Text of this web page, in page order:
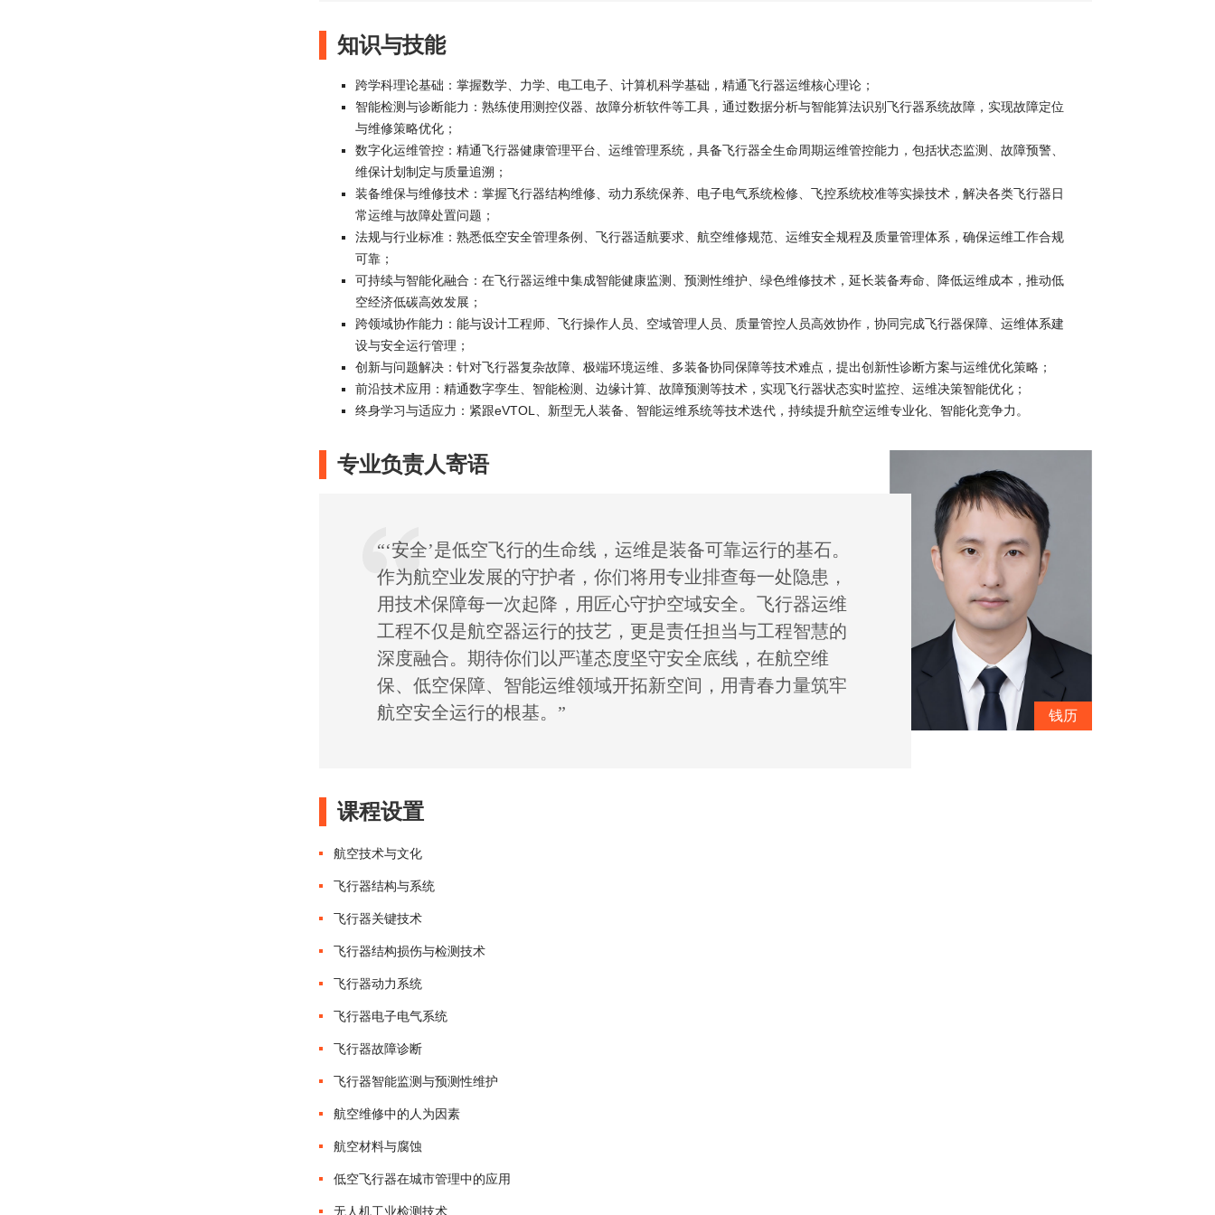
知识与技能
跨学科理论基础：掌握数学、力学、电工电子、计算机科学基础，精通飞行器运维核心理论；
智能检测与诊断能力：熟练使用测控仪器、故障分析软件等工具，通过数据分析与智能算法识别飞行器系统故障，实现故障定位
与维修策略优化；
数字化运维管控：精通飞行器健康管理平台、运维管理系统，具备飞行器全生命周期运维管控能力，包括状态监测、故障预警、
维保计划制定与质量追溯；
装备维保与维修技术：掌握飞行器结构维修、动力系统保养、电子电气系统检修、飞控系统校准等实操技术，解决各类飞行器日
常运维与故障处置问题；
法规与行业标准：熟悉低空安全管理条例、飞行器适航要求、航空维修规范、运维安全规程及质量管理体系，确保运维工作合规
可靠；
可持续与智能化融合：在飞行器运维中集成智能健康监测、预测性维护、绿色维修技术，延长装备寿命、降低运维成本，推动低
空经济低碳高效发展；
跨领域协作能力：能与设计工程师、飞行操作人员、空域管理人员、质量管控人员高效协作，协同完成飞行器保障、运维体系建
设与安全运行管理；
创新与问题解决：针对飞行器复杂故障、极端环境运维、多装备协同保障等技术难点，提出创新性诊断方案与运维优化策略；
前沿技术应用：精通数字孪生、智能检测、边缘计算、故障预测等技术，实现飞行器状态实时监控、运维决策智能优化；
终身学习与适应力：紧跟eVTOL、新型无人装备、智能运维系统等技术迭代，持续提升航空运维专业化、智能化竞争力。
专业负责人寄语
“‘安全’是低空飞行的生命线，运维是装备可靠运行的基石。
作为航空业发展的守护者，你们将用专业排查每一处隐患，
用技术保障每一次起降，用匠心守护空域安全。飞行器运维
工程不仅是航空器运行的技艺，更是责任担当与工程智慧的
深度融合。期待你们以严谨态度坚守安全底线，在航空维
保、低空保障、智能运维领域开拓新空间，用青春力量筑牢
航空安全运行的根基。”
钱历
课程设置
航空技术与文化
飞行器结构与系统
飞行器关键技术
飞行器结构损伤与检测技术
飞行器动力系统
飞行器电子电气系统
飞行器故障诊断
飞行器智能监测与预测性维护
航空维修中的人为因素
航空材料与腐蚀
低空飞行器在城市管理中的应用
无人机工业检测技术